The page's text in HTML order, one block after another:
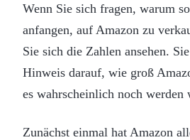
Wenn Sie sich fragen, warum
anfangen, auf Amazon zu
Sie sich die Zahlen ansehen.
Hinweis darauf, wie groß
es wahrscheinlich noch werden
Zunächst einmal hat Amazon